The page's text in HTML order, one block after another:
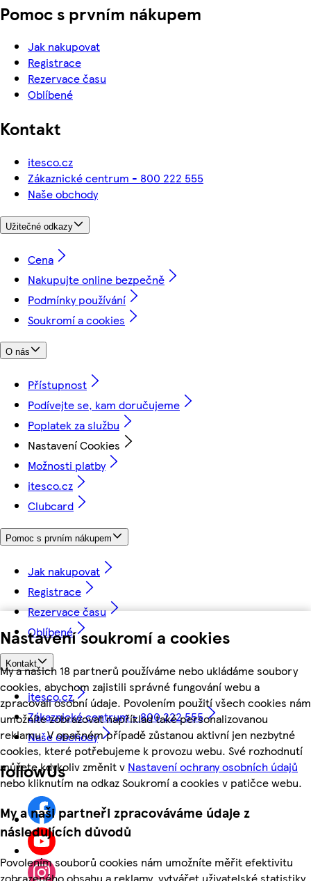
Nastavení soukromí a cookies
My a našich 18 partnerů používáme nebo ukládáme soubory
cookies, abychom zajistili správné fungování webu a
zpracovali osobní údaje. Povolením použití všech cookies nám
umožníte zobrazovat například také personalizovanou
reklamu. V opačném případě zůstanou aktivní jen nezbytné
cookies, které potřebujeme k provozu webu. Své rozhodnutí
můžete kdykoliv změnit v Nastavení ochrany osobních údajů
nebo kliknutím na odkaz Soukromí a cookies v patičce webu.
My a naši partneři zpracováváme údaje z
následujících důvodů
Povolením souborů cookies nám umožníte měřit efektivitu
Pomoc s prvním nákupem
Jak nakupovat
Registrace
Rezervace času
Oblíbené
Kontakt
itesco.cz
Zákaznické centrum - 800 222 555
Naše obchody
Užitečné odkazy
Cena
Nakupujte online bezpečně
Podmínky používání
Soukromí a cookies
O nás
Přístupnost
Podívejte se, kam doručujeme
Poplatek za službu
Nastavení Cookies
Možnosti platby
itesco.cz
Clubcard
Pomoc s prvním nákupem
Jak nakupovat
Registrace
Rezervace času
Oblíbené
Kontakt
itesco.cz
Zákaznické centrum - 800 222 555
Naše obchody
followUs